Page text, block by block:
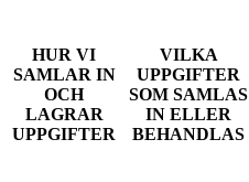
HUR VI
SAMLAR IN
OCH
LAGRAR
UPPGIFTER
VILKA
UPPGIFTER
SOM SAMLAS
IN ELLER
BEHANDLAS